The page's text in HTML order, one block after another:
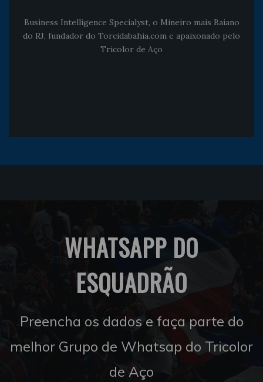
Business Intelligence Specialyst, o Mineiro mais Baiano
do RJ, fundador do Torcidabahia.com e apaixonado pelo
Tricolor de Aço
WHATSAPP DO
ESQUADRÃO
Preencha os dados e faça parte do
melhor Grupo de Whatsap do Tricolor
de Aço